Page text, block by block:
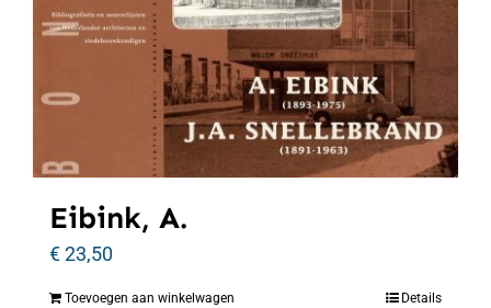
Eibink, A.
€23,50
Toevoegen aan winkelwagen Details